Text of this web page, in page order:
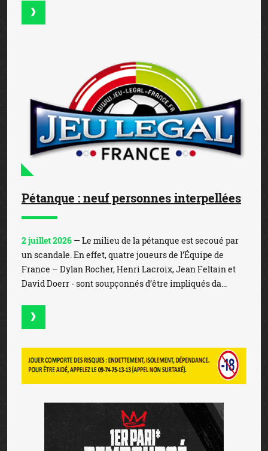
Pétanque : neuf personnes interpellées
2 juillet 2026 — Le milieu de la pétanque est secoué par
un scandale. En effet, quatre joueurs de l’Équipe de
France – Dylan Rocher, Henri Lacroix, Jean Feltain et
David Doerr - sont soupçonnés d’être impliqués da...